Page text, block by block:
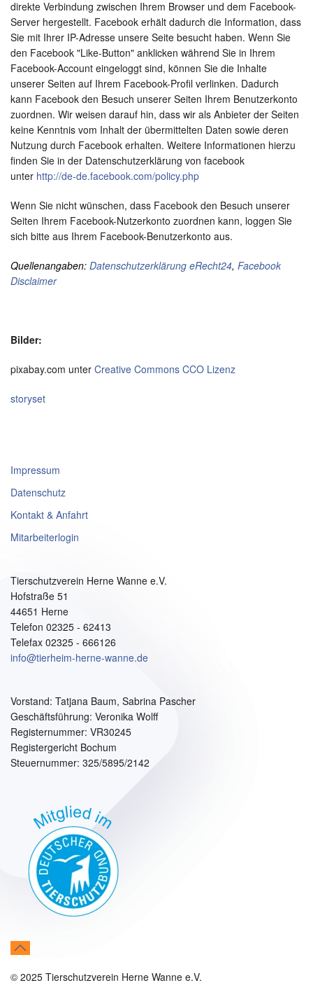
direkte Verbindung zwischen Ihrem Browser und dem Facebook-
Server hergestellt. Facebook erhält dadurch die Information, dass
Sie mit Ihrer IP-Adresse unsere Seite besucht haben. Wenn Sie
den Facebook "Like-Button" anklicken während Sie in Ihrem
Facebook-Account eingeloggt sind, können Sie die Inhalte
unserer Seiten auf Ihrem Facebook-Profil verlinken. Dadurch
kann Facebook den Besuch unserer Seiten Ihrem Benutzerkonto
zuordnen. Wir weisen darauf hin, dass wir als Anbieter der Seiten
keine Kenntnis vom Inhalt der übermittelten Daten sowie deren
Nutzung durch Facebook erhalten. Weitere Informationen hierzu
finden Sie in der Datenschutzerklärung von facebook
unter http://de-de.facebook.com/policy.php
Wenn Sie nicht wünschen, dass Facebook den Besuch unserer
Seiten Ihrem Facebook-Nutzerkonto zuordnen kann, loggen Sie
sich bitte aus Ihrem Facebook-Benutzerkonto aus.
Quellenangaben: Datenschutzerklärung eRecht24, Facebook
Disclaimer
Bilder:
pixabay.com unter Creative Commons CCO Lizenz
storyset
Impressum
Datenschutz
Kontakt & Anfahrt
Mitarbeiterlogin
Tierschutzverein Herne Wanne e.V.
Hofstraße 51
44651 Herne
Telefon 02325 - 62413
Telefax 02325 - 666126
info@tierheim-herne-wanne.de
Vorstand: Tatjana Baum, Sabrina Pascher
Geschäftsführung: Veronika Wolff
Registernummer: VR30245
Registergericht Bochum
Steuernummer: 325/5895/2142
© 2025 Tierschutzverein Herne Wanne e.V.